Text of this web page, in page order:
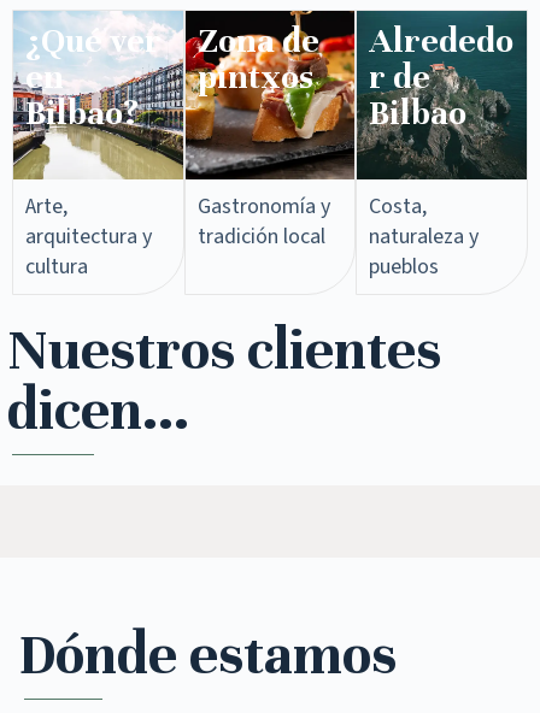
¿Qué ver
en
Bilbao?
Arte,
arquitectura y
cultura
Zona de
pintxos​
Gastronomía y
tradición local
Alrededo
r de
Bilbao
Costa,
naturaleza y
pueblos
Nuestros clientes
dicen...
Dónde estamos